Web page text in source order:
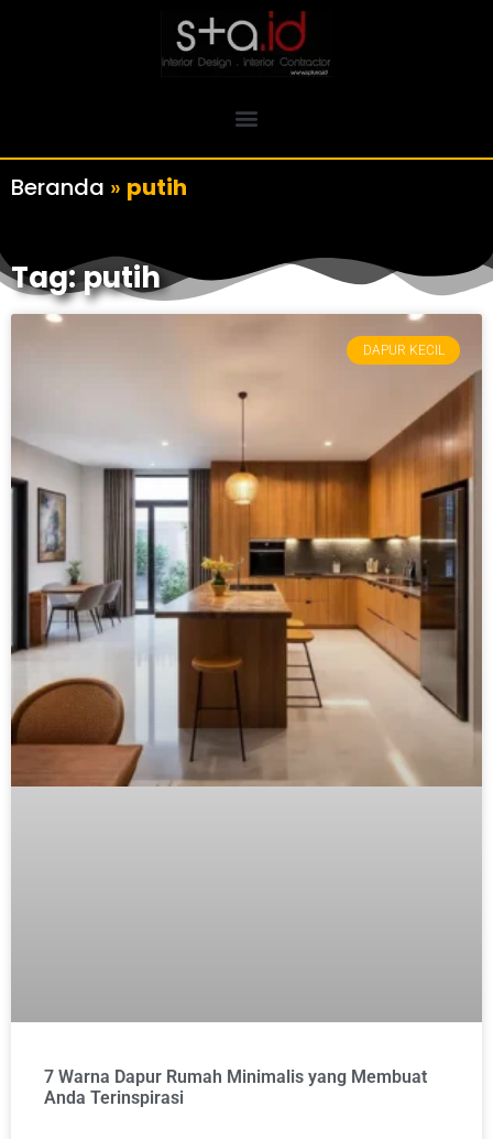
Beranda » putih
Tag: putih
DAPUR KECIL
7 Warna Dapur Rumah Minimalis yang Membuat
Anda Terinspirasi